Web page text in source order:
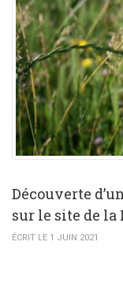
Découverte
sur le site de
ÉCRIT LE 1 JUIN 2021